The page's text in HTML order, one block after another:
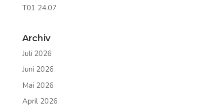
T01 24.07
Archiv
Juli 2026
Juni 2026
Mai 2026
April 2026